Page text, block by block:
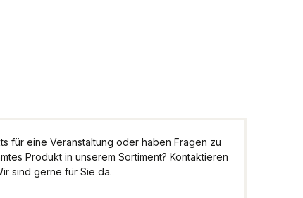
für eine Veranstaltung oder haben Fragen zu
Produkt in unserem Sortiment? Kontaktieren
sind gerne für Sie da.